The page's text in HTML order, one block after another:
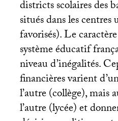
districts scolaires des
situés dans les
favorisés). Le
système éducatif
niveau d’inégalités.
financières varient
l’autre (collège), mais
l’autre (lycée) et